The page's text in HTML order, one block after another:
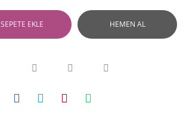
SEPETE EKLE HEMEN AL